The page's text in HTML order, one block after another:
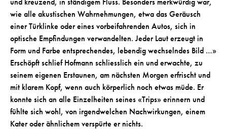
wie alle akustischen Wahrnehmungen, etwa das Geräusch
einer Türklinke oder eines vorbeifahrenden Autos, sich in
optische Empfindungen verwandelten. Jeder Laut erzeugt in
Form und Farbe entsprechendes, lebendig wechselndes Bild …»
Erschöpft schlief Hofmann schliesslich ein und erwachte, zu
seinem eigenen Erstaunen, am nächsten Morgen erfrischt und
mit klarem Kopf, wenn auch körperlich noch etwas müde. Er
konnte sich an alle Einzelheiten seines «Trips» erinnern und
fühlte sich wohl, von irgendwelchen Nachwirkungen, einem
Kater oder ähnlichem verspürte er nichts.